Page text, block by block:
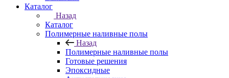
Каталог
Назад
Каталог
Полимерные наливные полы
Назад
Полимерные наливные полы
Готовые решения
Эпоксидные